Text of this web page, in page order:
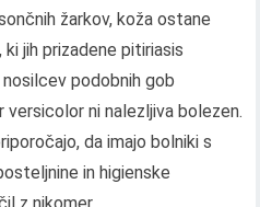
žarkov, koža ostane
jih prizadene pitiriasis
podobnih gob
ni nalezljiva bolezen.
da imajo bolniki s
in higienske